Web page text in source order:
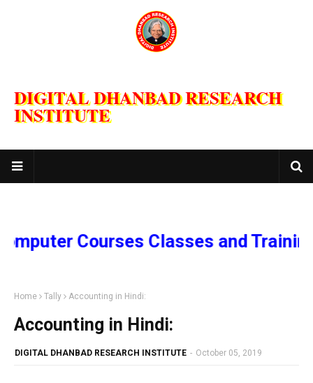
DIGITAL DHANBAD RESEARCH
INSTITUTE
Courses Classes and Training
Home Tally Accounting in Hindi:
Accounting in Hindi:
DIGITAL DHANBAD RESEARCH INSTITUTE - October 05, 2019